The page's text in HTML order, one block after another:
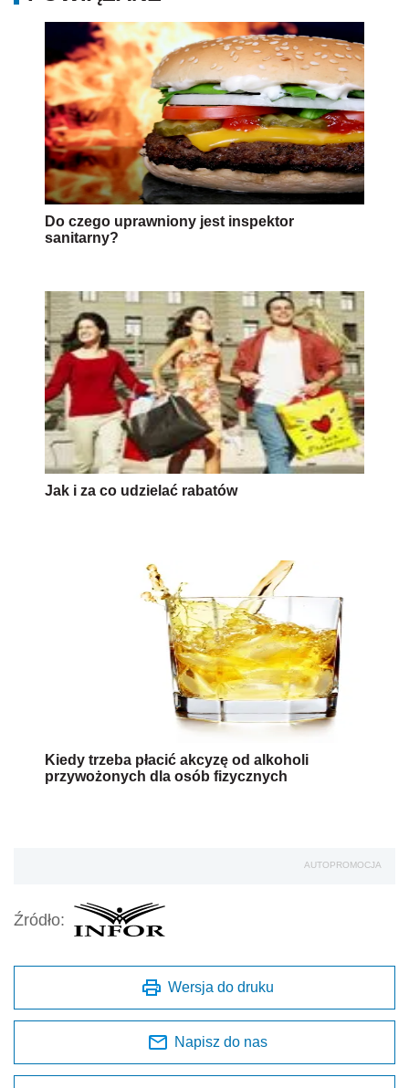
Do czego uprawniony jest inspektor
sanitarny?
Jak i za co udzielać rabatów
Kiedy trzeba płacić akcyzę od alkoholi
przywożonych dla osób fizycznych
AUTOPROMOCJA
Źródło:
Wersja do druku
Napisz do nas